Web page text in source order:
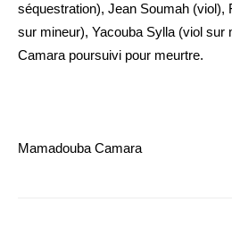
séquestration), Jean Soumah (viol),
sur mineur), Yacouba Sylla (viol sur
Camara poursuivi pour meurtre.
Mamadouba Camara